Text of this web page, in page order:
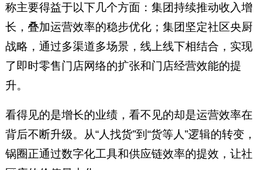
称主要得益于以下几个方面：集团持续推动收入增
长，叠加运营效率的稳步优化；集团坚定社区央厨
战略，通过多渠道多场景，线上线下相结合，实现
了即时零售门店网络的扩张和门店经营效能的提
升。
看得见的是增长的业绩，看不见的却是运营效率在
背后不断升级。从“人找货”到“货等人”逻辑的转变，
锅圈正通过数字化工具和供应链效率的提效，让社